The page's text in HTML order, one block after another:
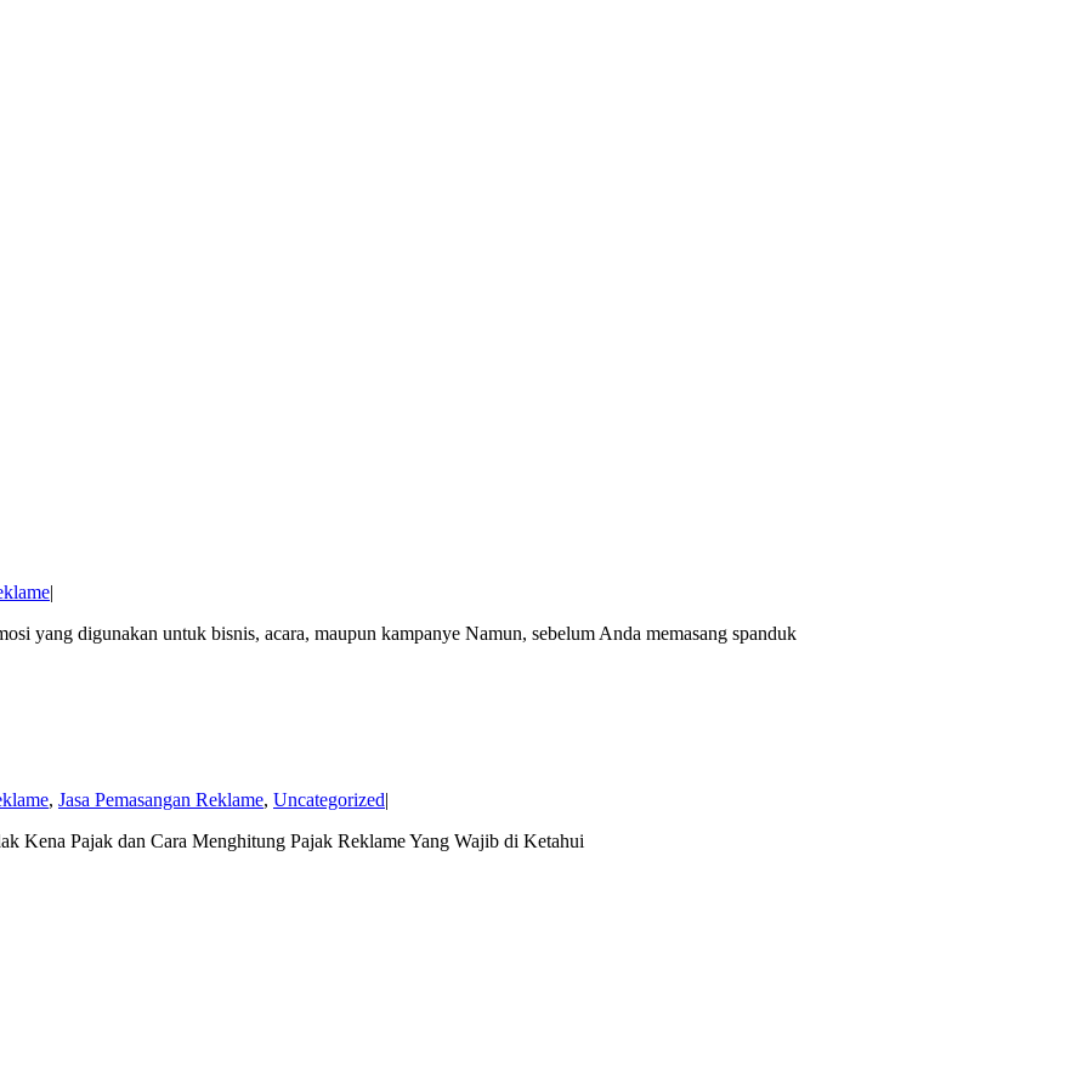
|
yang digunakan untuk bisnis, acara, maupun kampanye Namun, sebelum Anda memasang spanduk
, Jasa Pemasangan Reklame, Uncategorized|
Kena Pajak dan Cara Menghitung Pajak Reklame Yang Wajib di Ketahui